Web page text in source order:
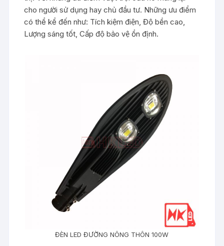
cho người sử dụng hay chủ đầu tư. Những ưu điểm
có thể kể đến như: Tích kiệm điện, Độ bền cao,
Lượng sáng tốt, Cấp độ bảo vệ ổn định.
ĐÈN LED ĐƯỜNG NÔNG THÔN 100W